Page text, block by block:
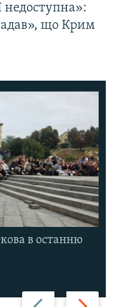
недоступна»:
що Крим
Назад Вперед
в останню